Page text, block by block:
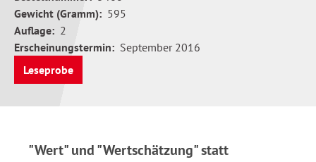
Gewicht (Gramm): 595
Auflage: 2
Erscheinungstermin: September 2016
Leseprobe
"Wert" und "Wertschätzung" statt